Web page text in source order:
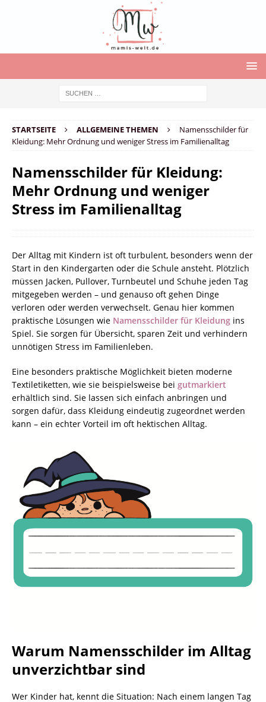
STARTSEITE ALLGEMEINE THEMEN
Namensschilder für
Kleidung: Mehr Ordnung und weniger Stress im Familienalltag
Namensschilder für Kleidung:
Mehr Ordnung und weniger
Stress im Familienalltag
Der Alltag mit Kindern ist oft turbulent, besonders wenn der
Start in den Kindergarten oder die Schule ansteht. Plötzlich
müssen Jacken, Pullover, Turnbeutel und Schuhe jeden Tag
mitgegeben werden – und genauso oft gehen Dinge
verloren oder werden verwechselt. Genau hier kommen
praktische Lösungen wie Namensschilder für Kleidung ins
Spiel. Sie sorgen für Übersicht, sparen Zeit und verhindern
unnötigen Stress im Familienleben.
Eine besonders praktische Möglichkeit bieten moderne
Textiletiketten, wie sie beispielsweise bei gutmarkiert
erhältlich sind. Sie lassen sich einfach anbringen und
sorgen dafür, dass Kleidung eindeutig zugeordnet werden
kann – ein echter Vorteil im oft hektischen Alltag.
Warum Namensschilder im Alltag
unverzichtbar sind
Wer Kinder hat, kennt die Situation: Nach einem langen Tag